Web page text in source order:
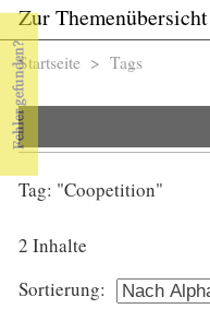
Zur Themenübersicht
Sie sind hier
Startseite > Tags
Tag: "Coopetition"
2 Inhalte
Sortierung: